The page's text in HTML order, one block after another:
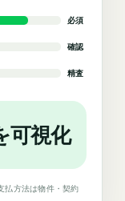
必須
確認
精査
可視化
払方法は物件・契約